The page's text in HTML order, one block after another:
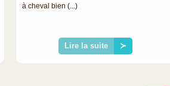
à cheval bien (...)
Lire la suite ≻